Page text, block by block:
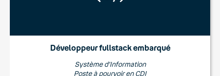
Développeur fullstack embarqué
Système d'Information
Poste à pourvoir en CDI